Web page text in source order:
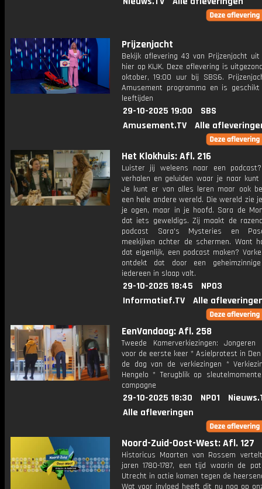
Prijzenjacht
Bekijk aflevering 43 van Prijzenjacht uit
hier op KIJK. Deze aflevering is
oktober, 19:00 uur bij SBS6.
Amusement programma en is
leeftijden
29-10-2025 19:00
SBS
Amusement.TV
Alle
Het Klokhuis: Afl. 216
Luister jij weleens naar een
verhalen en geluiden waar je naar kunt
Je kunt er van alles leren maar ook
een hele andere wereld. Die wereld zie
je ogen, maar in je hoofd. Sara de
dat iets geweldigs. Zij maakt de
podcast Sara's Mysteries en
meekijken achter de schermen. Want
dat eigenlijk, een podcast maken?
ontdekt dat door een
iedereen in slaap valt.
29-10-2025 18:45
NPO3
Informatief.TV
Alle
EenVandaag: Afl. 258
Tweede Kamerverkiezingen: Jongeren
voor de eerste keer * Asielprotest in
de dag van de verkiezingen *
Hengelo * Terugblik op
campagne
29-10-2025 18:30 NPO1
Alle afleveringen
Noord-Zuid-Oost-West: Afl. 127
Historicus Maarten van Rossem
jaren 1780-1787, een tijd waarin de
Utrecht in actie komen tegen de
Wat voor invloed heeft dit nu nog op